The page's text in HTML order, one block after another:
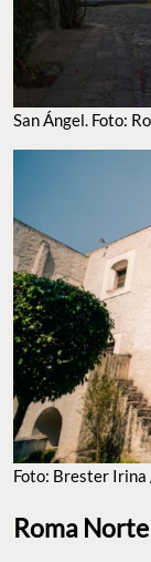
San Ángel. Foto:
Foto: Brester
Roma